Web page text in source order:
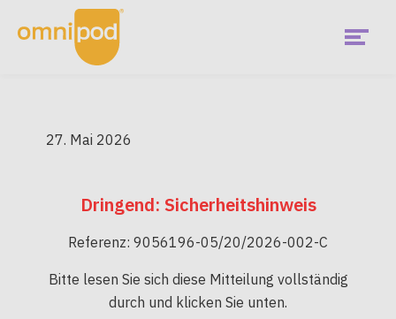
main
content
Menu
EMEA
Menu
Ist Omnipod richtig für mich?
27. Mai 2026
Dringend: Sicherheitshinweis
Referenz: 9056196-05/20/2026-002-C
Bitte lesen Sie sich diese Mitteilung vollständig
durch und klicken Sie unten.